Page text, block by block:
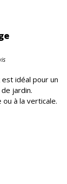
est idéal pour un
jardin.
ou à la verticale.